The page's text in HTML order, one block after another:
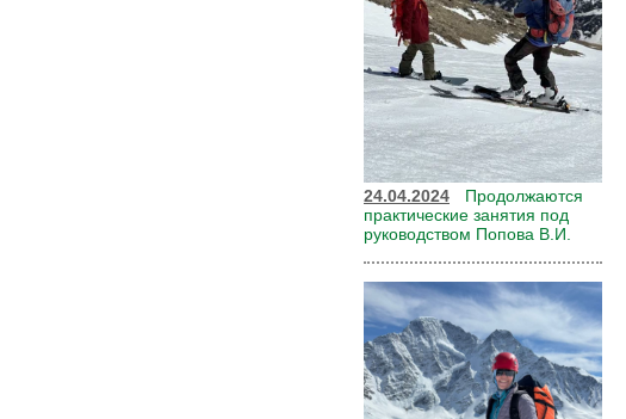
24.04.2024
Продолжаются
практические занятия под
руководством Попова В.И.